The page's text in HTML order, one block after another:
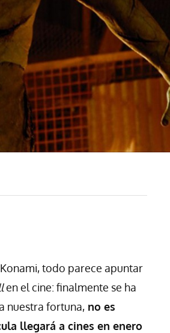
todo parece apuntar
en el cine: finalmente se ha
nuestra fortuna, no es
llegará a cines en enero